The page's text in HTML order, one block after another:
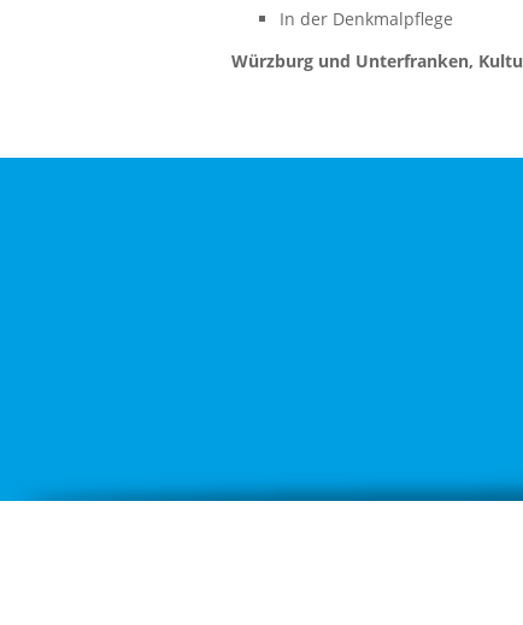
In der Denkmalpflege
Würzburg und Unterfranken,